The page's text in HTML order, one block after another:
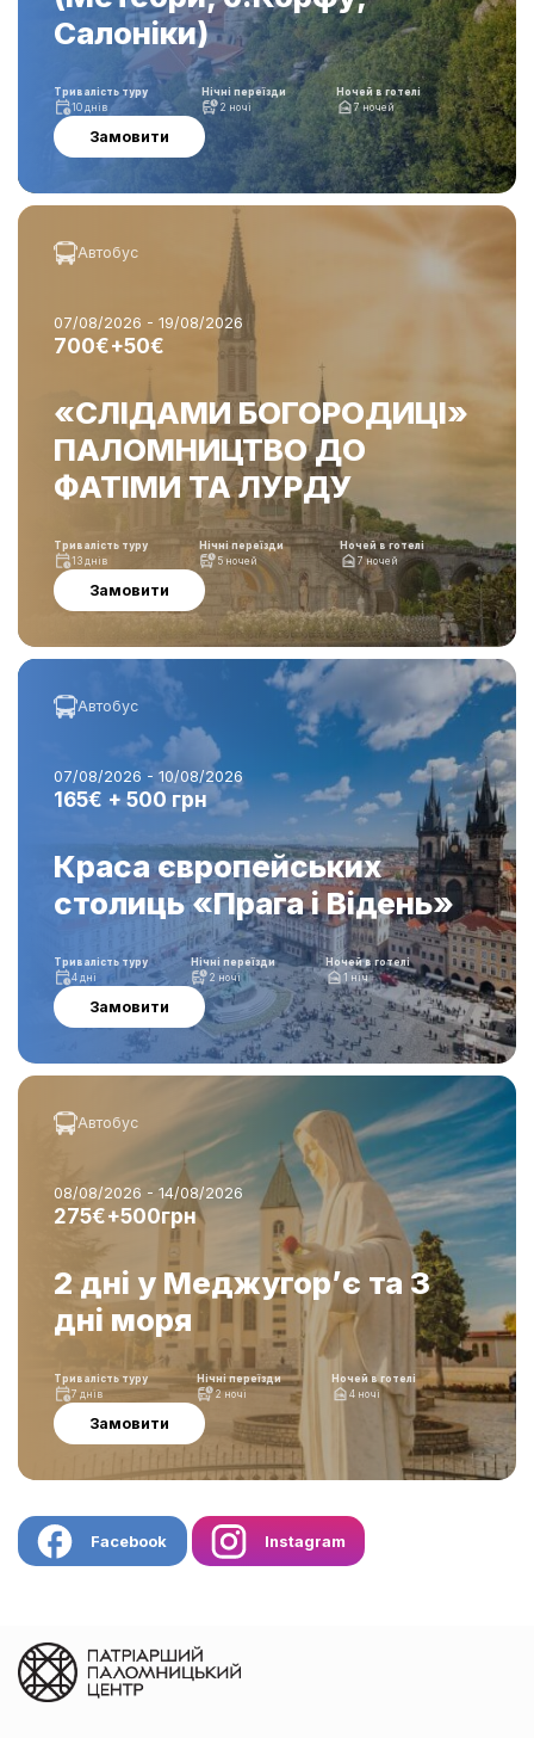
Салоніки)
Замовити
Тривалість туру
10 днів
Нічні переїзди
2 ночі
Ночей в готелі
7 ночей
Автобус
07/08/2026 - 19/08/2026
700€+50€
«СЛІДАМИ БОГОРОДИЦІ»
ПАЛОМНИЦТВО ДО
ФАТІМИ ТА ЛУРДУ
Замовити
Тривалість туру
13 днів
Нічні переїзди
5 ночей
Ночей в готелі
7 ночей
Автобус
07/08/2026 - 10/08/2026
165€ + 500 грн
Краса європейських
столиць «Прага і Відень»
Замовити
Тривалість туру
4 дні
Нічні переїзди
2 ночі
Ночей в готелі
1 ніч
Автобус
08/08/2026 - 14/08/2026
275€+500грн
2 дні у Меджугор’є та 3
дні моря
Замовити
Тривалість туру
7 днів
Нічні переїзди
2 ночі
Ночей в готелі
4 ночі
Facebook Instagram